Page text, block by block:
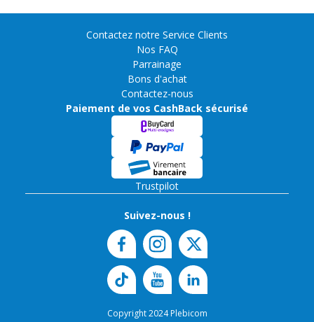
Contactez notre Service Clients
Nos FAQ
Parrainage
Bons d'achat
Contactez-nous
Paiement de vos CashBack sécurisé
Trustpilot
Suivez-nous !
Copyright 2024 Plebicom